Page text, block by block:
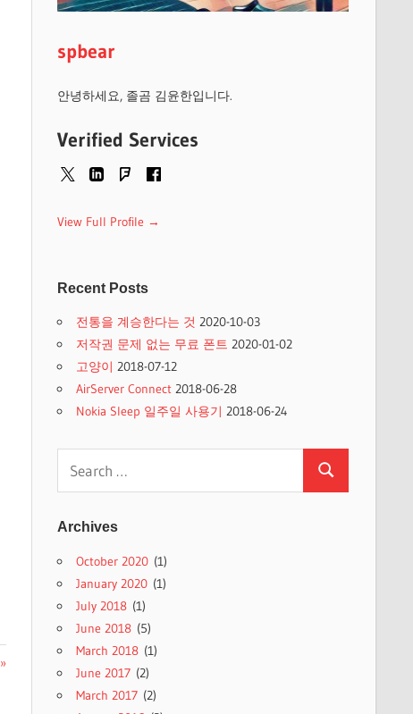
spbear
안녕하세요, 졸곰 김윤한입니다.
Verified Services
View Full Profile →
Recent Posts
전통을 계승한다는 것 2020-10-03
저작권 문제 없는 무료 폰트 2020-01-02
고양이 2018-07-12
AirServer Connect 2018-06-28
Nokia Sleep 일주일 사용기 2018-06-24
for:
Search
Archives
October 2020(1)
January 2020(1)
July 2018(1)
June 2018(5)
March 2018(1)
June 2017(2)
March 2017(2)